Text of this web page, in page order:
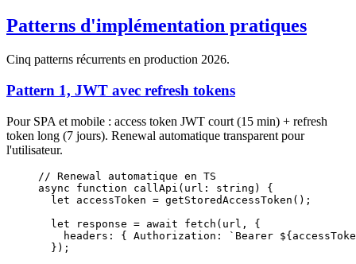
Patterns d'implémentation pratiques
Cinq patterns récurrents en production 2026.
Pattern 1, JWT avec refresh tokens
Pour SPA et mobile : access token JWT court (15 min) + refresh
token long (7 jours). Renewal automatique transparent pour
l'utilisateur.
// Renewal automatique en TS
async function callApi ( url : string ) {
  let
accessToken = getStoredAccessToken ();
  let
response = await fetch (url, {
    headers: { Authorization:
`Bearer ${
  });